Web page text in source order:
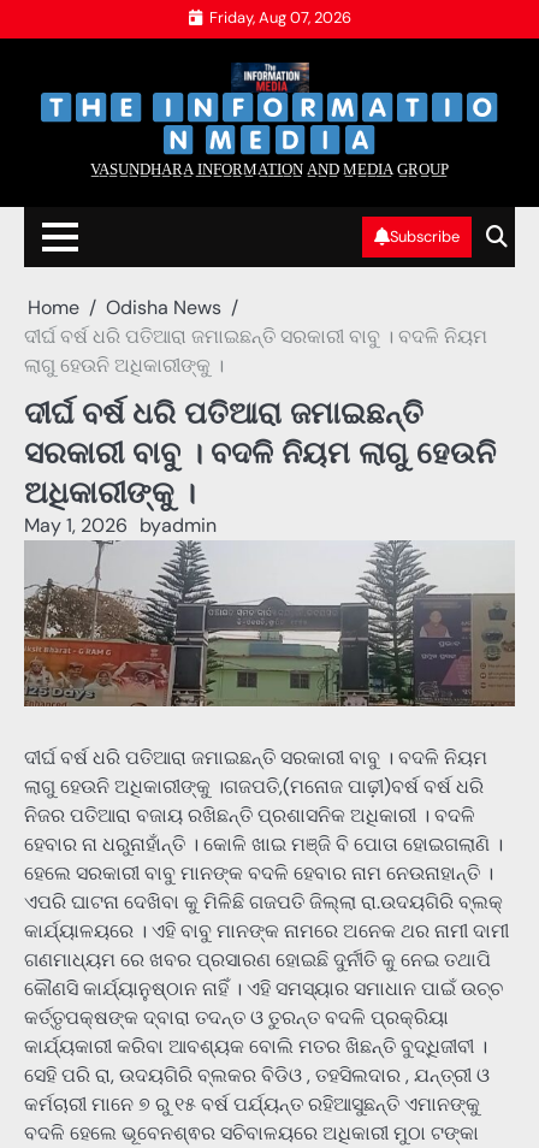
to
Friday, Aug 07, 2026
V̲A̲S̲U̲N̲D̲H̲A̲R̲A̲ I̲N̲F̲O̲R̲M̲A̲T̲I̲O̲N̲ A̲N̲D̲ M̲E̲D̲I̲A̲ G̲R̲O̲U̲P̲
Subscribe
Home
Odisha News
ଦୀର୍ଘ ବର୍ଷ ଧରି ପତିଆରା ଜମାଇଛନ୍ତି ସରକାରୀ ବାବୁ । ବଦଳି ନିୟମ
ଲାଗୁ ହେଉନି ଅଧିକାରୀଙ୍କୁ ।
ଦୀର୍ଘ ବର୍ଷ ଧରି ପତିଆରା ଜମାଇଛନ୍ତି
ସରକାରୀ ବାବୁ । ବଦଳି ନିୟମ ଲାଗୁ ହେଉନି
ଅଧିକାରୀଙ୍କୁ ।
May 1, 2026 byadmin
ଦୀର୍ଘ ବର୍ଷ ଧରି ପତିଆରା ଜମାଇଛନ୍ତି ସରକାରୀ ବାବୁ । ବଦଳି ନିୟମ
ଲାଗୁ ହେଉନି ଅଧିକାରୀଙ୍କୁ ।ଗଜପତି,(ମନୋଜ ପାଢ଼ୀ)ବର୍ଷ ବର୍ଷ ଧରି
ନିଜର ପତିଆରା ବଜାୟ ରଖିଛନ୍ତି ପ୍ରଶାସନିକ ଅଧିକାରୀ । ବଦଳି
ହେବାର ନା ଧରୁନାହାଁନ୍ତି । କୋଳି ଖାଇ ମଞ୍ଜି ବି ପୋତା ହୋଇଗଲାଣି ।
ହେଲେ ସରକାରୀ ବାବୁ ମାନଙ୍କ ବଦଳି ହେବାର ନାମ ନେଉନାହାନ୍ତି ।
ଏପରି ଘାଟନା ଦେଖିବା କୁ ମିଳିଛି ଗଜପତି ଜିଲ୍ଲା ରା.ଉଦୟଗିରି ବ୍ଲକ୍
କାର୍ଯ୍ୟାଳୟରେ । ଏହି ବାବୁ ମାନଙ୍କ ନାମରେ ଅନେକ ଥର ନାମୀ ଦାମୀ
ଗଣମାଧ୍ୟମ ରେ ଖବର ପ୍ରସାରଣ ହୋଇଛି ଦୁର୍ନୀତି କୁ ନେଇ ତଥାପି
କୌଣସି କାର୍ଯ୍ୟାନୁଷ୍ଠାନ ନାହିଁ । ଏହି ସମସ୍ୟାର ସମାଧାନ ପାଇଁ ଉଚ୍ଚ
କର୍ତ୍ତୃପକ୍ଷଙ୍କ ଦ୍ବାରା ତଦନ୍ତ ଓ ତୁରନ୍ତ ବଦଳି ପ୍ରକ୍ରିୟା
କାର୍ଯ୍ୟକାରୀ କରିବା ଆବଶ୍ୟକ ବୋଲି ମତର ଖିଛନ୍ତି ବୁଦ୍ଧିଜୀବୀ ।
ସେହି ପରି ରା, ଉଦୟଗିରି ବ୍ଲକର ବିଡିଓ , ତହସିଲଦାର , ଯନ୍ତ୍ରୀ ଓ
କର୍ମଚାରୀ ମାନେ ୭ ରୁ ୧୫ ବର୍ଷ ପର୍ଯ୍ୟନ୍ତ ରହିଆସୁଛନ୍ତି ଏମାନଙ୍କୁ
ବଦଳି ହେଲେ ଭୂବେନଶ୍ଵର ସଚିବାଳୟରେ ଅଧିକାରୀ ମୁଠା ଟଙ୍କା